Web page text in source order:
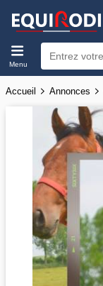
Menu
Accueil Annonces